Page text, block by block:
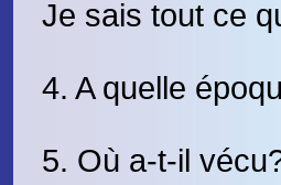
Je sais tout ce
4. A quelle
5. Où a-t-il